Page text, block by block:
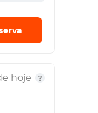
hoje